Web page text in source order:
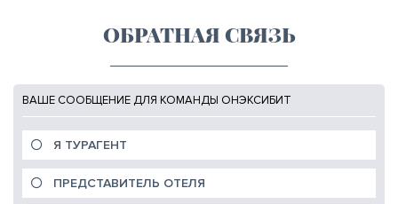
ОБРАТНАЯ СВЯЗЬ
ВАШЕ СООБЩЕНИЕ ДЛЯ КОМАНДЫ ОНЭКСИБИТ
Я ТУРАГЕНТ
ПРЕДСТАВИТЕЛЬ ОТЕЛЯ